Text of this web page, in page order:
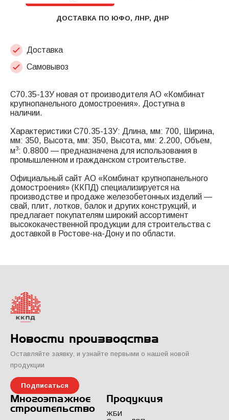
ДОСТАВКА ПО ЮФО, ЛНР, ДНР
Доставка
Самовывоз
С70.35-13У новая от производителя АО «Комбинат
крупнопанельного домостроения». Доступна в
наличии.
Характеристики С70.35-13У: Длина, мм: 700, Ширина,
мм: 350, Высота, мм: 350, Высота, мм: 2.200, Объем,
м3: 0.8800 — предназначена для использования в
промышленном и гражданском строительстве.
Официальный сайт АО «Комбинат крупнопанельного
домостроения» (ККПД) специализируется на
производстве и продаже железобетонных изделий —
свай, плит, лотков, балок и других конструкций, и
предлагает покупателям широкий ассортимент
высококачественной продукции для строительства с
доставкой в Ростове-на-Дону и по области.
Новости производства
Оставляйте заявку, и узнайте первыми о нашей новой
продукции
Подписаться
Многоэтажное
строительство
Продукция
ЖБИ